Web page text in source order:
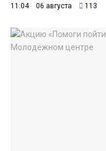
11:04 06 августа 113